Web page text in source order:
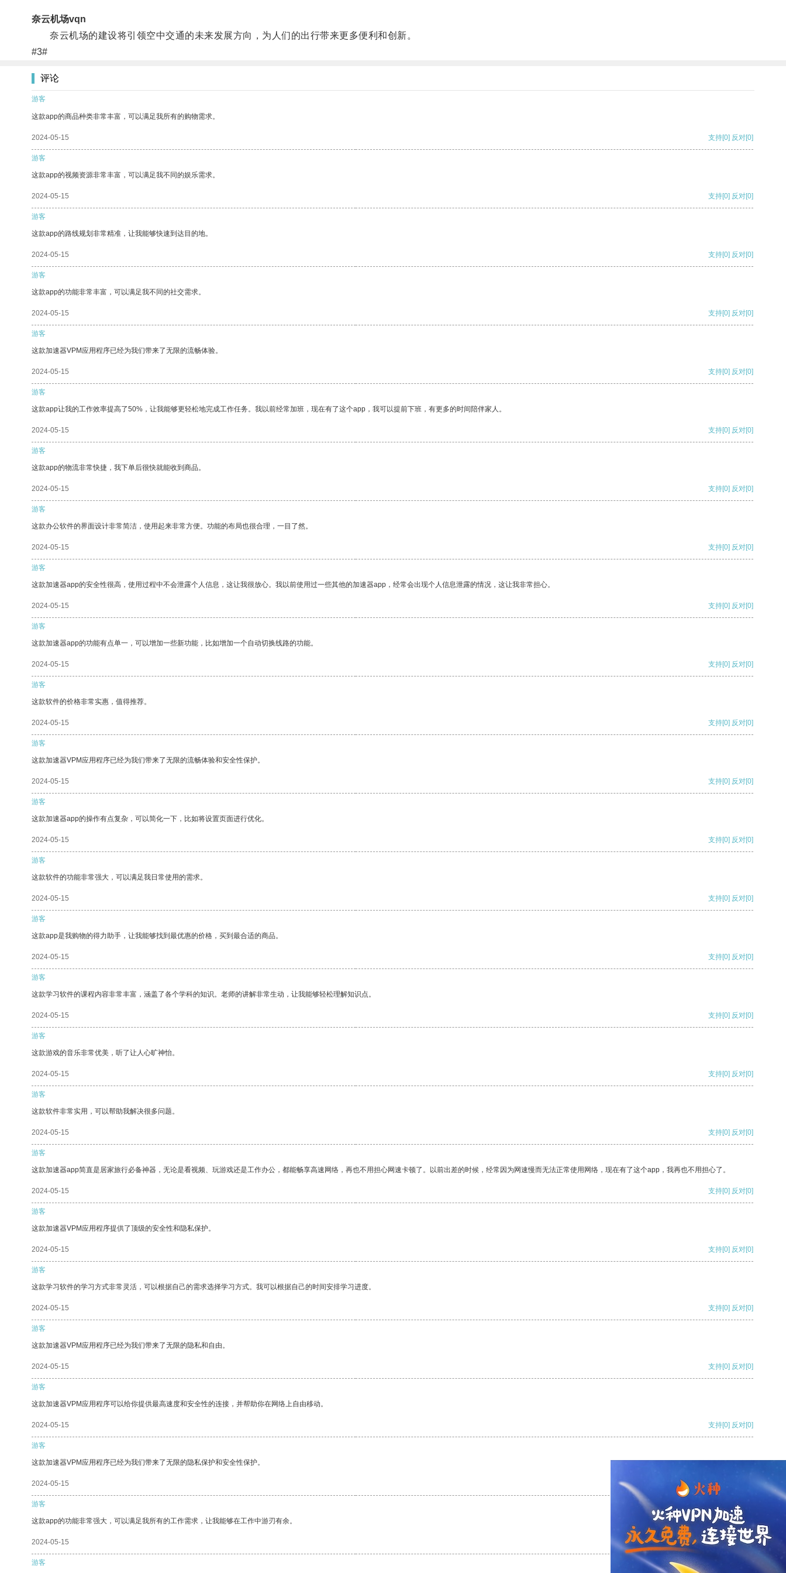
奈云机场vqn
奈云机场的建设将引领空中交通的未来发展方向，为人们的出行带来更多便利和创新。
#3#
评论
游客
这款app的商品种类非常丰富，可以满足我所有的购物需求。
2024-05-15 支持[0] 反对[0]
游客
这款app的视频资源非常丰富，可以满足我不同的娱乐需求。
2024-05-15 支持[0] 反对[0]
游客
这款app的路线规划非常精准，让我能够快速到达目的地。
2024-05-15 支持[0] 反对[0]
游客
这款app的功能非常丰富，可以满足我不同的社交需求。
2024-05-15 支持[0] 反对[0]
游客
这款加速器VPM应用程序已经为我们带来了无限的流畅体验。
2024-05-15 支持[0] 反对[0]
游客
这款app让我的工作效率提高了50%，让我能够更轻松地完成工作任务。我以前经常加班，现在有了这个app，我可以提前下班，有更多的时间陪伴家人。
2024-05-15 支持[0] 反对[0]
游客
这款app的物流非常快捷，我下单后很快就能收到商品。
2024-05-15 支持[0] 反对[0]
游客
这款办公软件的界面设计非常简洁，使用起来非常方便。功能的布局也很合理，一目了然。
2024-05-15 支持[0] 反对[0]
游客
这款加速器app的安全性很高，使用过程中不会泄露个人信息，这让我很放心。我以前使用过一些其他的加速器app，经常会出现个人信息泄露的情况，这让我非常担心。
2024-05-15 支持[0] 反对[0]
游客
这款加速器app的功能有点单一，可以增加一些新功能，比如增加一个自动切换线路的功能。
2024-05-15 支持[0] 反对[0]
游客
这款软件的价格非常实惠，值得推荐。
2024-05-15 支持[0] 反对[0]
游客
这款加速器VPM应用程序已经为我们带来了无限的流畅体验和安全性保护。
2024-05-15 支持[0] 反对[0]
游客
这款加速器app的操作有点复杂，可以简化一下，比如将设置页面进行优化。
2024-05-15 支持[0] 反对[0]
游客
这款软件的功能非常强大，可以满足我日常使用的需求。
2024-05-15 支持[0] 反对[0]
游客
这款app是我购物的得力助手，让我能够找到最优惠的价格，买到最合适的商品。
2024-05-15 支持[0] 反对[0]
游客
这款学习软件的课程内容非常丰富，涵盖了各个学科的知识。老师的讲解非常生动，让我能够轻松理解知识点。
2024-05-15 支持[0] 反对[0]
游客
这款游戏的音乐非常优美，听了让人心旷神怡。
2024-05-15 支持[0] 反对[0]
游客
这款软件非常实用，可以帮助我解决很多问题。
2024-05-15 支持[0] 反对[0]
游客
这款加速器app简直是居家旅行必备神器，无论是看视频、玩游戏还是工作办公，都能畅享高速网络，再也不用担心网速卡顿了。以前出差的时候，经常因为网速慢而无法正常使用网络，现在有了这个app，我再也不用担心了。
2024-05-15 支持[0] 反对[0]
游客
这款加速器VPM应用程序提供了顶级的安全性和隐私保护。
2024-05-15 支持[0] 反对[0]
游客
这款学习软件的学习方式非常灵活，可以根据自己的需求选择学习方式。我可以根据自己的时间安排学习进度。
2024-05-15 支持[0] 反对[0]
游客
这款加速器VPM应用程序已经为我们带来了无限的隐私和自由。
2024-05-15 支持[0] 反对[0]
游客
这款加速器VPM应用程序可以给你提供最高速度和安全性的连接，并帮助你在网络上自由移动。
2024-05-15 支持[0] 反对[0]
游客
这款加速器VPM应用程序已经为我们带来了无限的隐私保护和安全性保护。
2024-05-15 支持
游客
这款app的功能非常强大，可以满足我所有的工作需求，让我能够在工作中游刃有余。
2024-05-15 支持[0] 反对[0]
游客